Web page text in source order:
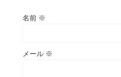
名前 ※
メール ※